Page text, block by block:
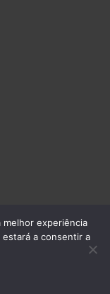
SA. -
experiência
a consentir a